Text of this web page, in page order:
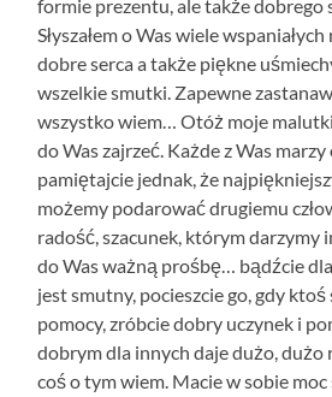
formie prezentu, ale także dobrego
Słyszałem o Was wiele
dobre serca a także piękne
wszelkie smutki. Zapewne
wszystko wiem… Otóż moje
do Was zajrzeć. Każde z Was
pamiętajcie jednak, że
możemy podarować drugiemu
radość, szacunek, którym darzymy
do Was ważną prośbę… bądźcie
jest smutny, pocieszcie go, gdy ktoś
pomocy, zróbcie dobry uczynek i
dobrym dla innych daje dużo,
coś o tym wiem. Macie w sobie moc